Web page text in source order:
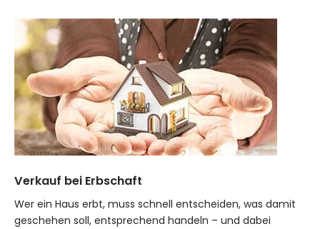
Verkauf bei Erbschaft
Wer ein Haus erbt, muss schnell entscheiden, was damit
geschehen soll, entsprechend handeln – und dabei